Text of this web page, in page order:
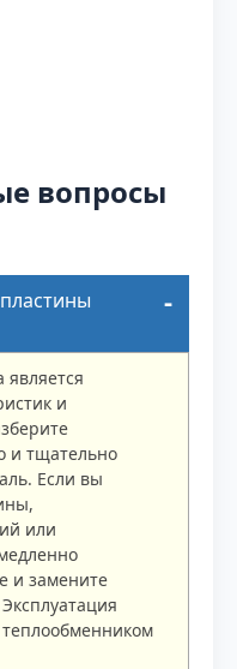
вопросы
и
и тщательно
Если вы
или
и замените